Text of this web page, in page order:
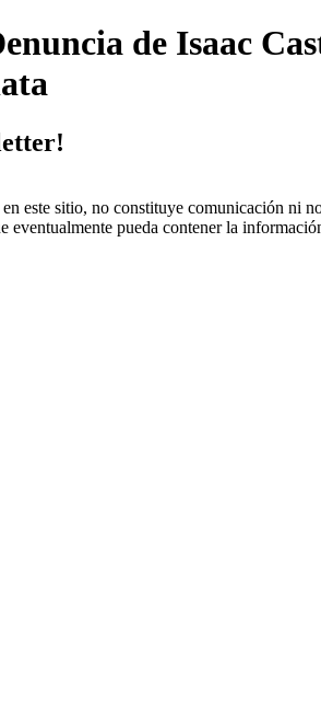
de Isaac
este sitio, no constituye comunicación ni
eventualmente pueda contener la